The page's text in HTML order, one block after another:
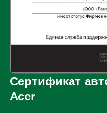
Сертификат
Acer